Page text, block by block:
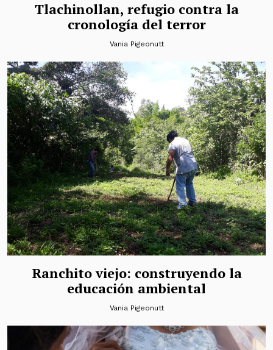
Tlachinollan, refugio contra la
cronología del terror
Vania Pigeonutt
Ranchito viejo: construyendo la
educación ambiental
Vania Pigeonutt